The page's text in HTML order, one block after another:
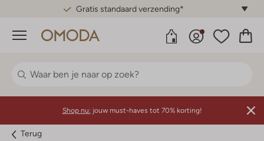
Gratis standaard verzending*
Menu
Shop nu: jouw must-haves tot 70% korting!
Terug